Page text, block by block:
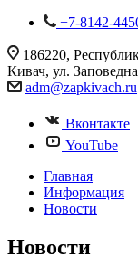
+7-8142-
186220,
Кивач, ул.
adm@zapkivach.ru
Вконтакте
YouTube
Главная
Информация
Новости
Новости